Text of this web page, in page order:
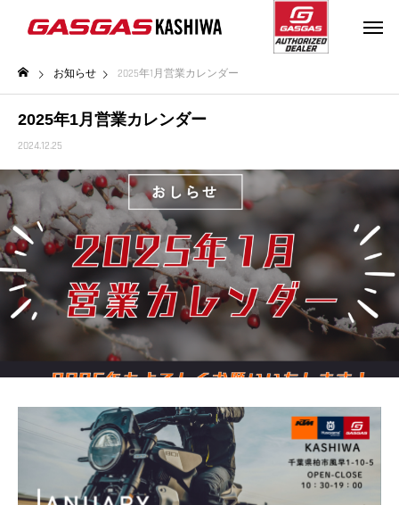
お知らせ 2025年1月営業カレンダー
2025年1月営業カレンダー
2024.12.25